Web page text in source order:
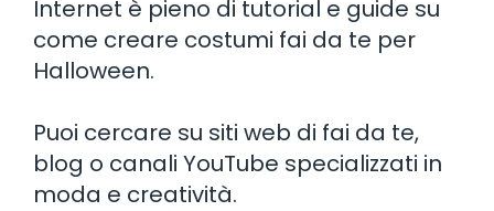
Internet è pieno di tutorial e guide su
come creare costumi fai da te per
Halloween.
Puoi cercare su siti web di fai da te,
blog o canali YouTube specializzati in
moda e creatività.